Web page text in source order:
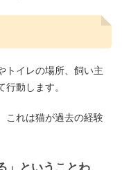
トイレの場所、飼い主
動します。
これは猫が過去の経験